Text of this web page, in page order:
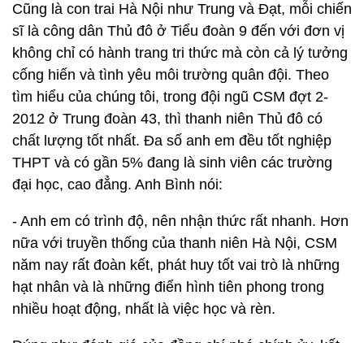
Cũng là con trai Hà Nội như Trung và Đạt, mỗi chiến
sĩ là công dân Thủ đô ở Tiểu đoàn 9 đến với đơn vị
không chỉ có hành trang tri thức mà còn cả lý tưởng
cống hiến và tình yêu môi trường quân đội. Theo
tìm hiểu của chúng tôi, trong đội ngũ CSM đợt 2-
2012 ở Trung đoàn 43, thì thanh niên Thủ đô có
chất lượng tốt nhất. Đa số anh em đều tốt nghiệp
THPT và có gần 5% đang là sinh viên các trường
đại học, cao đẳng. Anh Bình nói:
- Anh em có trình độ, nên nhận thức rất nhanh. Hơn
nữa với truyền thống của thanh niên Hà Nội, CSM
năm nay rất đoàn kết, phát huy tốt vai trò là những
hạt nhân và là những điển hình tiên phong trong
nhiều hoạt động, nhất là việc học và rèn.